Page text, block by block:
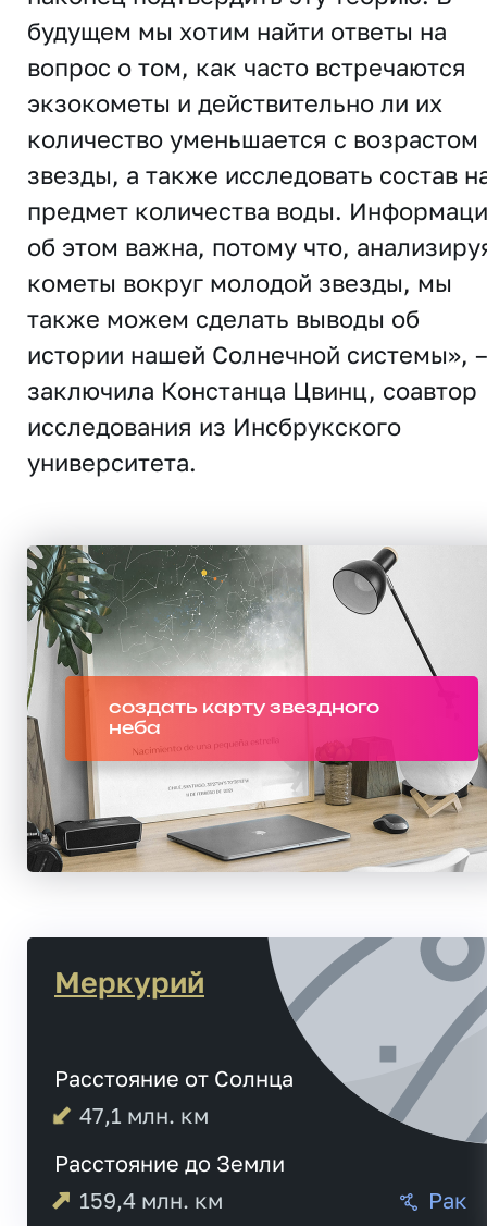
будущем мы хотим найти ответы на
вопрос о том, как часто встречаются
экзокометы и действительно ли их
количество уменьшается с возрастом
звезды, а также исследовать состав
предмет количества воды.
об этом важна, потому что,
кометы вокруг молодой звезды, мы
также можем сделать выводы об
истории нашей Солнечной системы», –
заключила Констанца Цвинц, соавтор
исследования из Инсбрукского
университета.
создать карту звездного
неба
Меркурий
Расстояние от Солнца
47,1 млн. км
Расстояние до Земли
159,4 млн. км Рак